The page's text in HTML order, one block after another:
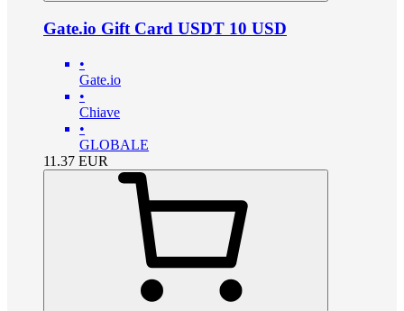
Gate.io Gift Card USDT 10 USD
•
Gate.io
•
Chiave
•
GLOBALE
11.37 EUR